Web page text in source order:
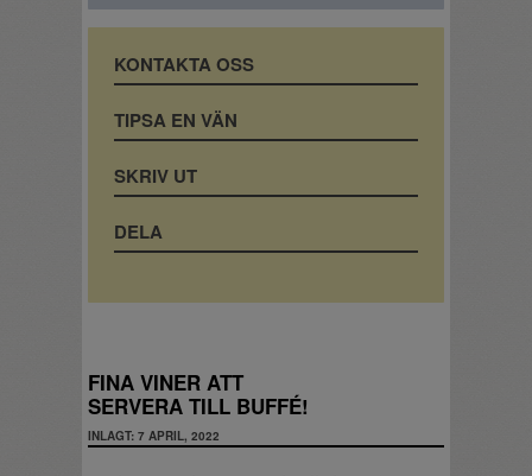
KONTAKTA OSS
TIPSA EN VÄN
SKRIV UT
DELA
FINA VINER ATT
SERVERA TILL BUFFÉ!
INLAGT: 7 APRIL, 2022